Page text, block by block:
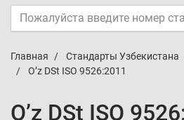
Главная Стандарты Узбекистана
O’z DSt ISO 9526:2011
O’z DSt ISO